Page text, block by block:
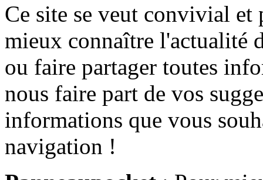
Ce site se veut convivial et
mieux connaître l'actualité
ou faire partager toutes
nous faire part de vos
informations que vous
navigation !